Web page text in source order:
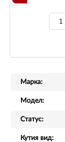
Марка:
Модел:
Статус:
Кутия вид: